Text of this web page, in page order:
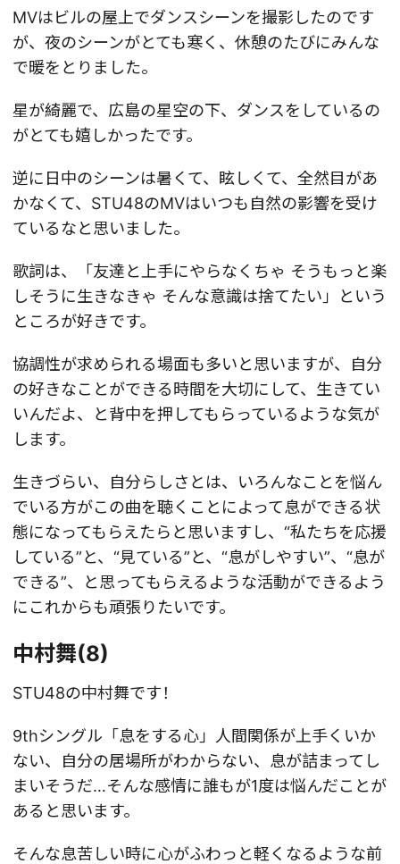
MVはビルの屋上でダンスシーンを撮影したのです
が、夜のシーンがとても寒く、休憩のたびにみんな
で暖をとりました。
星が綺麗で、広島の星空の下、ダンスをしているの
がとても嬉しかったです。
逆に日中のシーンは暑くて、眩しくて、全然目があ
かなくて、STU48のMVはいつも自然の影響を受け
ているなと思いました。
歌詞は、「友達と上手にやらなくちゃ そうもっと楽
しそうに生きなきゃ そんな意識は捨てたい」という
ところが好きです。
協調性が求められる場面も多いと思いますが、自分
の好きなことができる時間を大切にして、生きてい
いんだよ、と背中を押してもらっているような気が
します。
生きづらい、自分らしさとは、いろんなことを悩ん
でいる方がこの曲を聴くことによって息ができる状
態になってもらえたらと思いますし、“私たちを応援
している”と、“見ている”と、“息がしやすい”、“息が
できる”、と思ってもらえるような活動ができるよう
にこれからも頑張りたいです。
中村舞(8)
STU48の中村舞です！
9thシングル「息をする心」人間関係が上手くいか
ない、自分の居場所がわからない、息が詰まってし
まいそうだ…そんな感情に誰もが1度は悩んだことが
あると思います。
そんな息苦しい時に心がふわっと軽くなるような前